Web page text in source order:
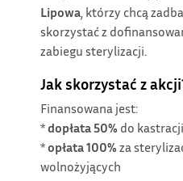
Lipowa , którzy chcą
skorzystać z
zabiegu sterylizacji.
Jak skorzystać z
Finansowana jest:
* dopłata 50% do
*opłata 100% za
wolnożyjących